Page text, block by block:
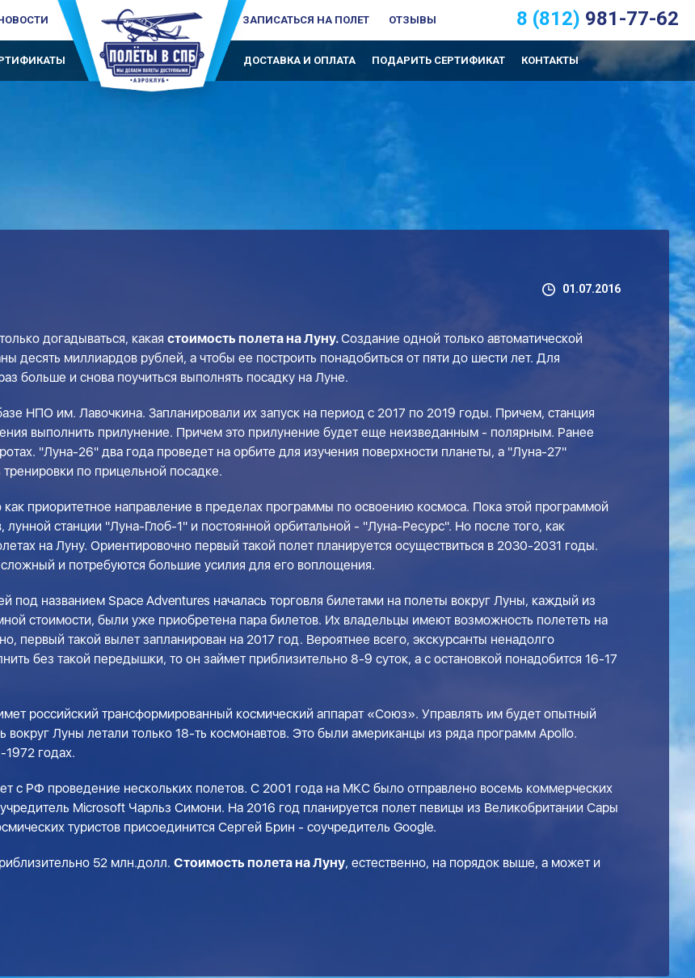
8 (812) 981-77-62
ЗАПИСАТЬСЯ НА ПОЛЕТ ОТЗЫВЫ
ДОСТАВКА И ОПЛАТА ПОДАРИТЬ СЕРТИФИКАТ КОНТАКТЫ
01.07.2016
догадываться, какая стоимость полета на Луну.Создание одной только автоматической
десять миллиардов рублей, а чтобы ее построить понадобиться от пяти до шести лет. Для
больше и снова поучиться выполнять посадку на Луне.
НПО им. Лавочкина. Запланировали их запуск на период с 2017 по 2019 годы. Причем, станция
выполнить прилунение. Причем это прилунение будет еще неизведанным - полярным. Ранее
"Луна-26" два года проведет на орбите для изучения поверхности планеты, а "Луна-27"
по прицельной посадке.
приоритетное направление в пределах программы по освоению космоса. Пока этой программой
лунной станции "Луна-Глоб-1" и постоянной орбитальной - "Луна-Ресурс". Но после того, как
на Луну. Ориентировочно первый такой полет планируется осуществиться в 2030-2031 годы.
и потребуются большие усилия для его воплощения.
под названием Space Adventures началась торговля билетами на полеты вокруг Луны, каждый из
стоимости, были уже приобретена пара билетов. Их владельцы имеют возможность полететь на
первый такой вылет запланирован на 2017 год. Вероятнее всего, экскурсанты ненадолго
без такой передышки, то он займет приблизительно 8-9 суток, а с остановкой понадобится 16-17
российский трансформированный космический аппарат «Союз». Управлять им будет опытный
вокруг Луны летали только 18-ть космонавтов. Это были американцы из ряда программ Apollo.
1972 годах.
с РФ проведение нескольких полетов. С 2001 года на МКС было отправлено восемь коммерческих
Microsoft Чарльз Симони. На 2016 год планируется полет певицы из Великобритании Сары
туристов присоединится Сергей Брин - соучредитель Google.
52 млн.долл. Стоимость полета на Луну, естественно, на порядок выше, а может и